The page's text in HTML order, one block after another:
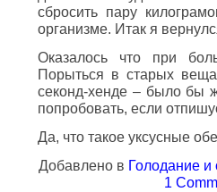
сбросить пару
организме. Итак я
Оказалось что при
Порыться в старых
секонд-хенде – было бы
попробовать, если
Да, что такое уксусные
Добавлено в Голодание
1